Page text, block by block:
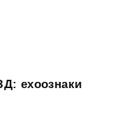
ехоознаки